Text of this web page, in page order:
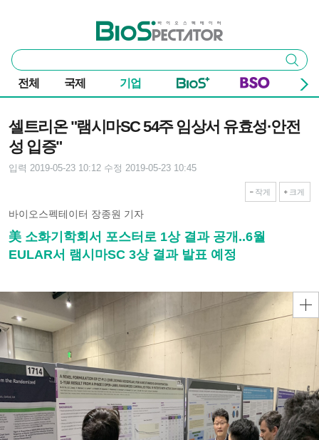
바이오스펙테이터
통
합
검
색
검색
전체 국제 기업
셀트리온 "램시마SC 54주 임상서 유효성·안전
성 입증"
입력 2019-05-23 10:12 수정 2019-05-23 10:45
작게 크게
바이오스펙테이터 장종원 기자
美 소화기학회서 포스터로 1상 결과 공개..6월
EULAR서 램시마SC 3상 결과 발표 예정